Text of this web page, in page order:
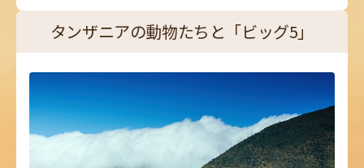
タンザニアの動物たちと「ビッグ5」